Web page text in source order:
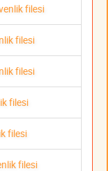
filesi
filesi
filesi
filesi
filesi
filesi